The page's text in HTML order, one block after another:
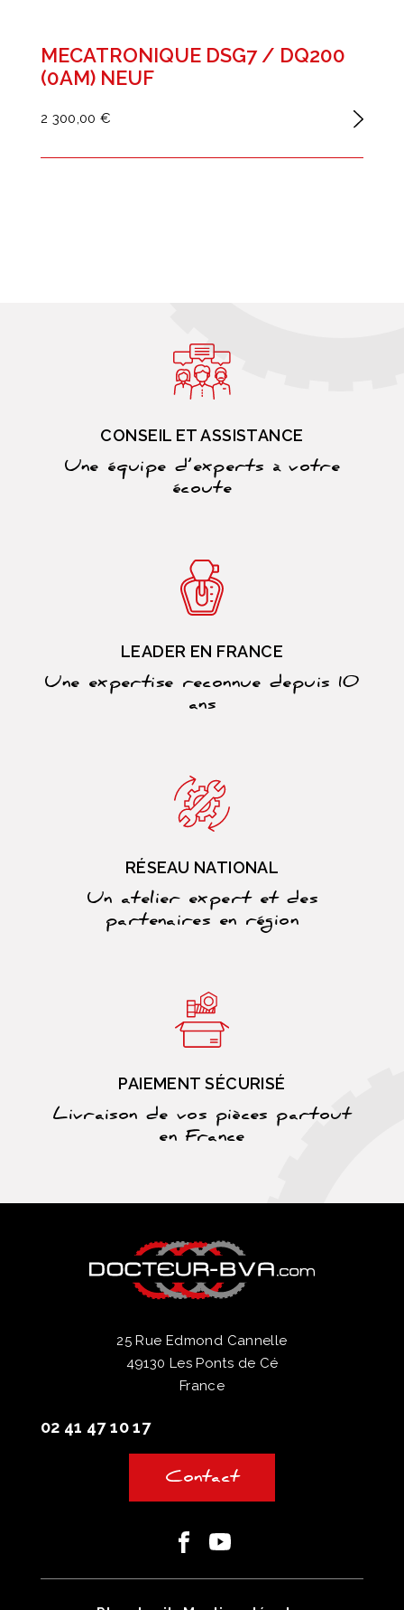
MECATRONIQUE DSG7 / DQ200
(0AM) NEUF
2 300,00 €
CONSEIL ET ASSISTANCE
Une équipe d’experts à votre
écoute
LEADER EN FRANCE
Une expertise reconnue depuis 10
ans
RÉSEAU NATIONAL
Un atelier expert et des
partenaires en région
PAIEMENT SÉCURISÉ
Livraison de vos pièces partout
en France
25 Rue Edmond Cannelle
49130 Les Ponts de Cé
France
02 41 47 10 17
Contact
FacebookYoutube